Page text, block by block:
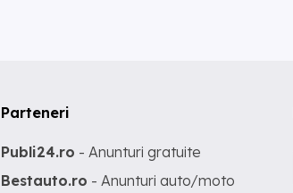
Parteneri
Publi24.ro - Anunturi gratuite
Bestauto.ro - Anunturi auto/moto